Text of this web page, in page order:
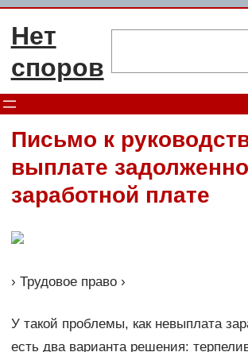
Перейти
Нет
споров
Письмо к
выплате
заработной плате
› Трудовое право ›
У такой проблемы, как невыплата
есть два варианта решения: